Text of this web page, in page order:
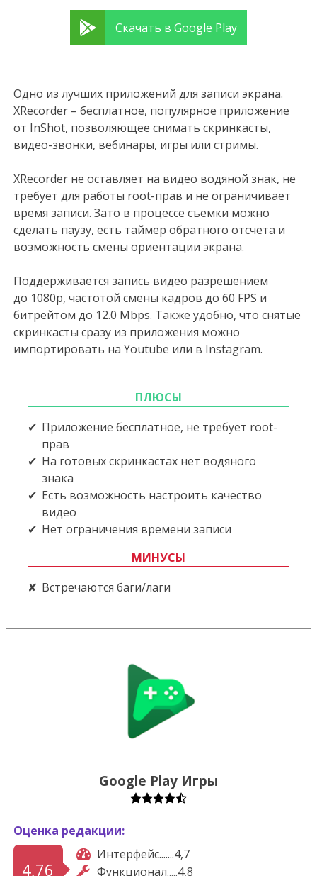
Скачать в Google Play
Одно из лучших приложений для записи экрана.
XRecorder – бесплатное, популярное приложение
от InShot, позволяющее снимать скринкасты,
видео-звонки, вебинары, игры или стримы.
XRecorder не оставляет на видео водяной знак, не
требует для работы root-прав и не ограничивает
время записи. Зато в процессе съемки можно
сделать паузу, есть таймер обратного отсчета и
возможность смены ориентации экрана.
Поддерживается запись видео разрешением
до 1080p, частотой смены кадров до 60 FPS и
битрейтом до 12.0 Mbps. Также удобно, что снятые
скринкасты сразу из приложения можно
импортировать на Youtube или в Instagram.
ПЛЮСЫ
Приложение бесплатное, не требует root-
прав
На готовых скринкастах нет водяного
знака
Есть возможность настроить качество
видео
Нет ограничения времени записи
МИНУСЫ
Встречаются баги/лаги
Google Play Игры
Оценка редакции:
4,76
Интерфейс.......4,7
Функционал.....4,8